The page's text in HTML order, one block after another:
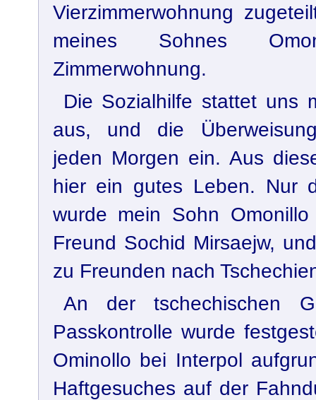
Vierzimmerwohnung
meines Sohnes
Zimmerwohnung.
Die Sozialhilfe stattet uns
aus, und die
jeden Morgen ein. Aus
hier ein gutes Leben. Nur
wurde mein Sohn
Freund Sochid Mirsaejw,
zu Freunden nach
An der tschechischen
Passkontrolle wurde
Ominollo bei Interpol
Haftgesuches auf der